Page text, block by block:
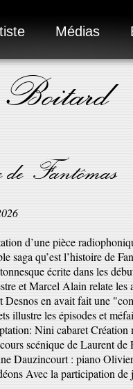
Médias
Boitard
de Fantômas
d’une pièce
saga qu’est l’histoire de
écrite dans les
et Marcel Alain relate les
Desnos en avait fait une
illustre les épisodes et
Nini cabaret
scénique de Laurent
Dauzincourt : piano
Avec la participation de